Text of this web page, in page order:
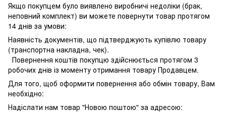
Якщо покупцем було виявлено виробничі недоліки (брак,
неповний комплект) ви можете повернути товар протягом
14 днів за умови:
Наявність документів, що підтверджують купівлю товару
(транспортна накладна, чек).
Повернення коштів покупцю здійснюється протягом 3
робочих днів із моменту отримання товару Продавцем.
Для того, щоб оформити повернення або обмін товару, Вам
необхідно:
Надіслати нам товар "Новою поштою" за адресою: